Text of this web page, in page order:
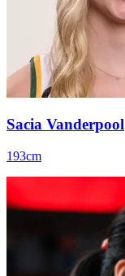
Sacia Vanderpool
193cm